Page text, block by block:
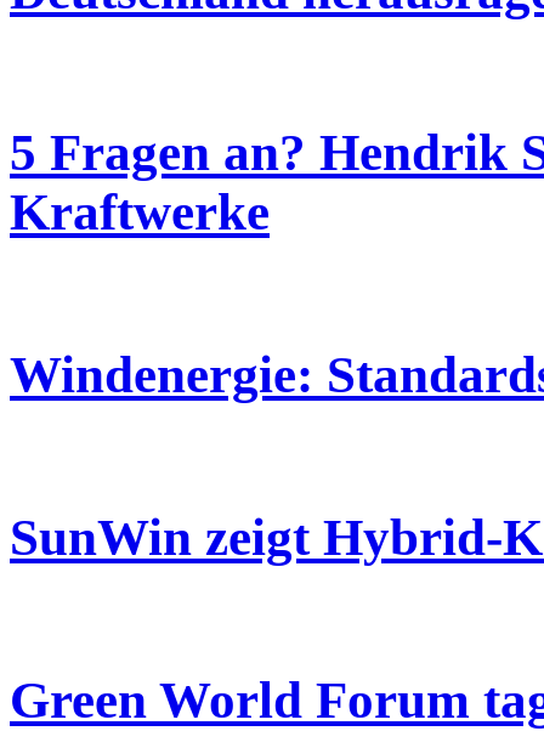
5 Fragen an? Hendrik
Kraftwerke
Windenergie:
SunWin zeigt Hybrid-
Green World Forum